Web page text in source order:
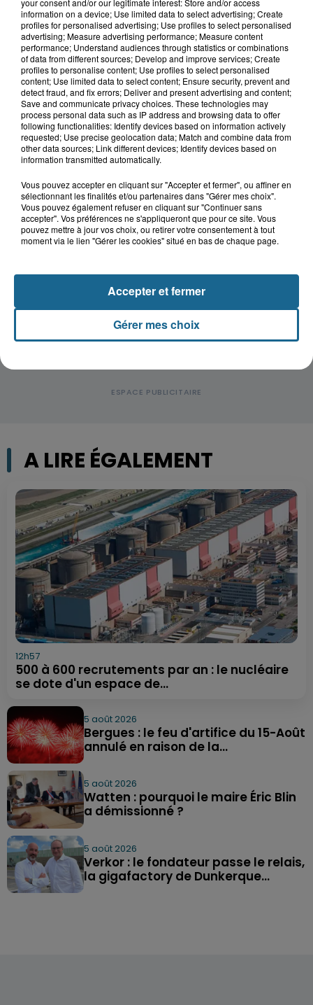
Saint-Omer : un enfant gravement brûlé
après l'explosion d'un jouet...
Hazebrouck : victime d'un accident,
Lucas s'en est allé brutalement...
la-Grande : Michael, 41 ans...
Accident à Grand-Fort-Philippe : le
A LIRE ÉGALEMENT
12h57
500 à 600 recrutements par an : le nucléaire
se dote d'un espace de...
5 août 2026
Bergues : le feu d'artifice du 15-Août
annulé en raison de la...
5 août 2026
Watten : pourquoi le maire Éric Blin
a démissionné ?
5 août 2026
Verkor : le fondateur passe le relais,
la gigafactory de Dunkerque...
information on a device; Use limited data to select advertising; Create
profiles for personalised advertising; Use profiles to select personalised
advertising; Measure advertising performance; Measure content
performance; Understand audiences through statistics or combinations
of data from different sources; Develop and improve services; Create
profiles to personalise content; Use profiles to select personalised
content; Use limited data to select content; Ensure security, prevent and
detect fraud, and fix errors; Deliver and present advertising and content;
Save and communicate privacy choices. These technologies may
process personal data such as IP address and browsing data to offer
following functionalities: Identify devices based on information actively
requested; Use precise geolocation data; Match and combine data from
other data sources; Link different devices; Identify devices based on
information transmitted automatically.
Vous pouvez accepter en cliquant sur "Accepter et fermer", ou affiner en
sélectionnant les finalités et/ou partenaires dans "Gérer mes choix".
Vous pouvez également refuser en cliquant sur "Continuer sans
accepter". Vos préférences ne s'appliqueront que pour ce site. Vous
pouvez mettre à jour vos choix, ou retirer votre consentement à tout
moment via le lien "Gérer les cookies" situé en bas de chaque page.
Gérer mes choix
Accepter et fermer